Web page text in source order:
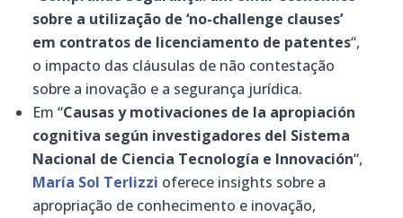
sobre a utilização de ‘no-challenge clauses’
em contratos de licenciamento de patentes“,
o impacto das cláusulas de não contestação
sobre a inovação e a segurança jurídica.
Em “Causas y motivaciones de la apropiación
cognitiva según investigadores del Sistema
Nacional de Ciencia Tecnología e Innovación“,
María Sol Terlizzi oferece insights sobre a
apropriação de conhecimento e inovação,